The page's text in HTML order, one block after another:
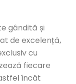
gândită și
de excelență,
cu
fiecare
încât